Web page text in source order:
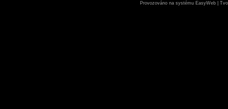
Provozováno na systému EasyWeb|